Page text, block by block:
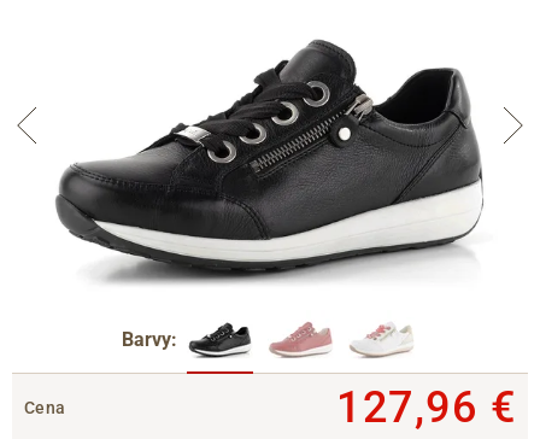
Barvy:
Cena 127,96 €